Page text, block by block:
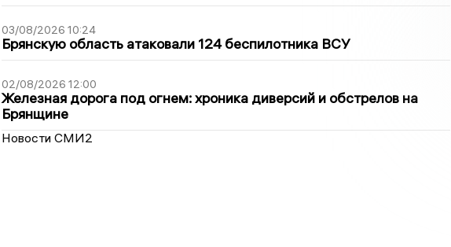
03/08/2026 10:24
Брянскую область атаковали 124 беспилотника ВСУ
02/08/2026 12:00
Железная дорога под огнем: хроника диверсий и обстрелов на
Брянщине
Новости СМИ2